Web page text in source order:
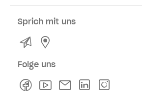
Sprich mit uns
Kontakt
Folge uns
FacebookYoutubeNewsletterLinkedln